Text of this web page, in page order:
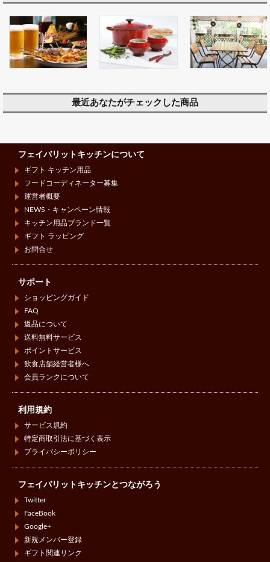
最近あなたがチェックした商品
フェイバリットキッチンについて
ギフト キッチン用品
フードコーディネーター募集
運営者概要
NEWS・キャンペーン情報
キッチン用品ブランド一覧
ギフト ラッピング
お問合せ
サポート
ショッピングガイド
FAQ
返品について
送料無料サービス
ポイントサービス
飲食店舗経営者様へ
会員ランクについて
利用規約
サービス規約
特定商取引法に基づく表示
プライバシーポリシー
フェイバリットキッチンとつながろう
Twitter
FaceBook
Google+
新規メンバー登録
ギフト関連リンク